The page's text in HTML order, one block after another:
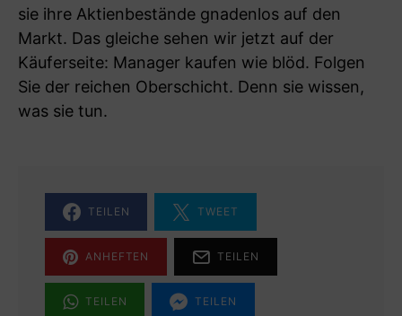
sie ihre Aktienbestände gnadenlos auf den
Markt. Das gleiche sehen wir jetzt auf der
Käuferseite: Manager kaufen wie blöd. Folgen
Sie der reichen Oberschicht. Denn sie wissen,
was sie tun.
TEILEN TWEET
ANHEFTEN TEILEN
TEILEN TEILEN